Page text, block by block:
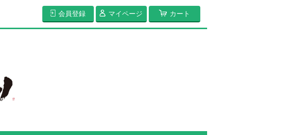
会員登録 マイページ カート